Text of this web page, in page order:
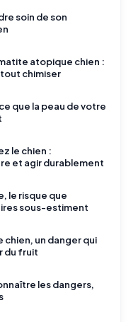
soin de son
atopique chien :
chimiser
que la peau de votre
le chien :
et agir durablement
le risque que
sous-estiment
chien, un danger qui
du fruit
les dangers,